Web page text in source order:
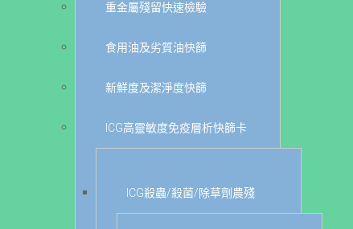
重金屬殘留快速檢驗
食用油及劣質油快篩
新鮮度及潔淨度快篩
ICG高靈敏度免疫層析快篩卡
ICG殺蟲/殺菌/除草劑農殘